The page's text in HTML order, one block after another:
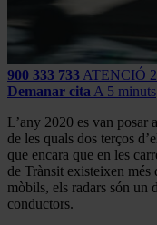
900 333 733 ATENCIÓ
Demanar cita A 5 minuts
L’any 2020 es van posar
de les quals dos terços
que encara que en les
de Trànsit existeixen
mòbils, els radars són un
conductors.